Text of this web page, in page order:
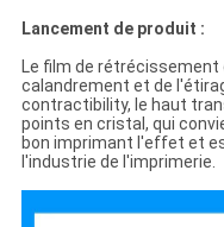
Lancement de produit :
Le film de rétrécissement
calandrement et de
contractibility, le haut
points en cristal, qui
bon imprimant l'effet et
l'industrie de l'imprimerie.